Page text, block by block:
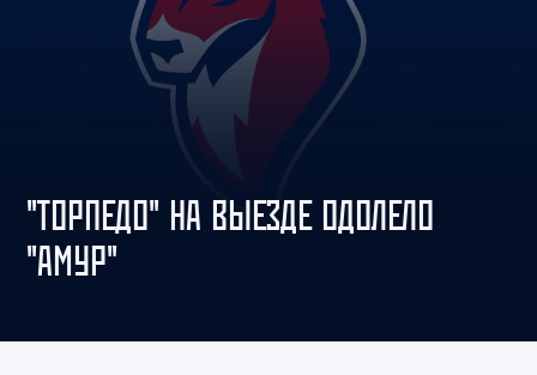
"ТОРПЕДО" НА ВЫЕЗДЕ ОДОЛЕЛО
"АМУР"